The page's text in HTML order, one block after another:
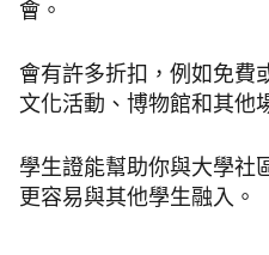
會。
會有許多折扣，例如免費
文化活動、博物館和其他
學生證能幫助你與大學社
更容易與其他學生融入。